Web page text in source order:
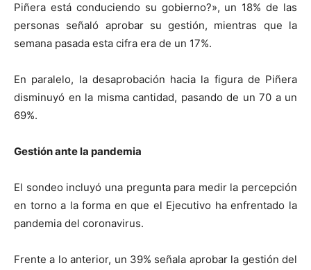
Piñera está conduciendo su gobierno?», un 18% de las
personas señaló aprobar su gestión, mientras que la
semana pasada esta cifra era de un 17%.
En paralelo, la desaprobación hacia la figura de Piñera
disminuyó en la misma cantidad, pasando de un 70 a un
69%.
Gestión ante la pandemia
El sondeo incluyó una pregunta para medir la percepción
en torno a la forma en que el Ejecutivo ha enfrentado la
pandemia del coronavirus.
Frente a lo anterior, un 39% señala aprobar la gestión del